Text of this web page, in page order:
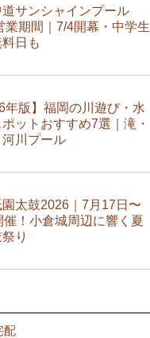
サンシャインプール
業期間｜7/4開幕・中学生
日も
年版】福岡の川遊び・水
ットおすすめ7選｜滝・
川プール
太鼓2026｜7月17日〜
催！小倉城周辺に響く夏
り
配